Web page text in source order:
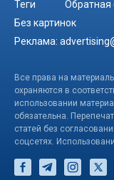
Теги Обратная
Без картинок
Реклама:
Все права на
охраняются в
использовании
обязательна.
статей без
соцсетях.